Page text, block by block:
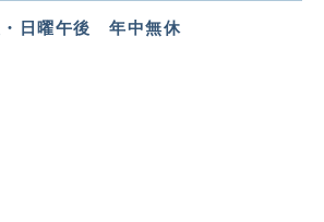
・日曜午後 年中無休